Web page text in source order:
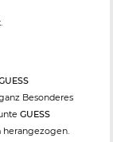
Besonderes
GUESS
herangezogen.